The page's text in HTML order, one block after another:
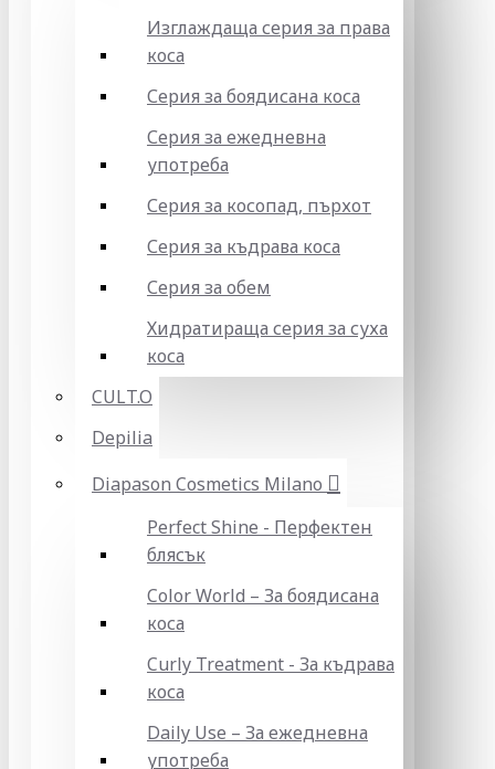
Изглаждаща серия за права
коса
Серия за боядисана коса
Серия за ежедневна
употреба
Серия за косопад, пърхот
Серия за къдрава коса
Серия за обем
Хидратираща серия за суха
коса
CULT.O
Depilia
Diapason Cosmetics Milano
Perfect Shine - Перфектен
блясък
Color World – За боядисана
коса
Curly Treatment - За къдрава
коса
Daily Use – За ежедневна
употреба